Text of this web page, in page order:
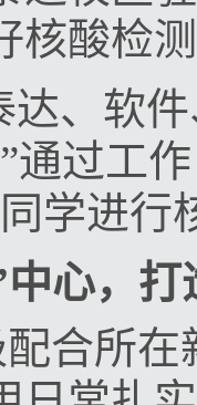
核酸检
达、软
通过工
学进行
心，
合所